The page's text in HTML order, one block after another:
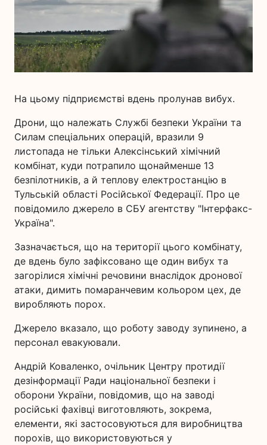
На цьому підприємстві вдень пролунав вибух.
Дрони, що належать Службі безпеки України та
Силам спеціальних операцій, вразили 9
листопада не тільки Алексінський хімічний
комбінат, куди потрапило щонайменше 13
безпілотників, а й теплову електростанцію в
Тульській області Російської Федерації. Про це
повідомило джерело в СБУ агентству "Інтерфакс-
Україна".
Зазначається, що на території цього комбінату,
де вдень було зафіксовано ще один вибух та
загорілися хімічні речовини внаслідок дронової
атаки, димить помаранчевим кольором цех, де
виробляють порох.
Джерело вказало, що роботу заводу зупинено, а
персонал евакуювали.
Андрій Коваленко, очільник Центру протидії
дезінформації Ради національної безпеки і
оборони України, повідомив, що на заводі
російські фахівці виготовляють, зокрема,
елементи, які застосовуються для виробництва
порохів, що використовуються у